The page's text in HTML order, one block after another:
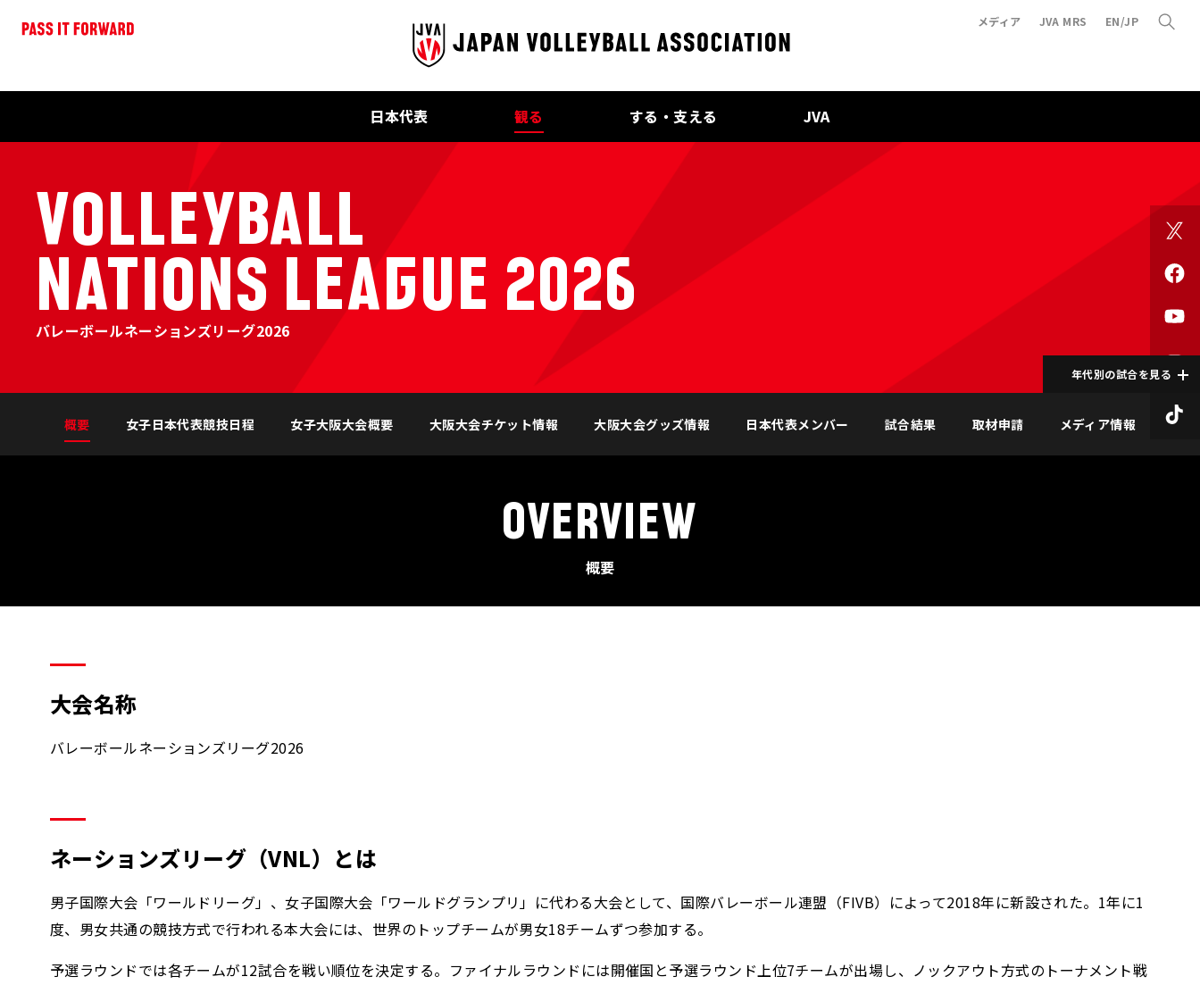
メディア JVA MRS EN/JP
日本代表 観る する・支える JVA
VOLLEYBALL
NATIONS LEAGUE 2026
バレーボールネーションズリーグ2026
年代別の試合を見る
概要 女子日本代表競技日程 女子大阪大会概要 大阪大会チケット情報 大阪大会グッズ情報 日本代表メンバー 試合結果 取材申請 メディア情報
OVERVIEW
概要
大会名称
バレーボールネーションズリーグ2026
ネーションズリーグ（VNL）とは
男子国際大会「ワールドリーグ」、女子国際大会「ワールドグランプリ」に代わる大会として、国際バレーボール連盟（FIVB）によって2018年に新設された。1年に1
度、男女共通の競技方式で行われる本大会には、世界のトップチームが男女18チームずつ参加する。
予選ラウンドでは各チームが12試合を戦い順位を決定する。ファイナルラウンドには開催国と予選ラウンド上位7チームが出場し、ノックアウト方式のトーナメント戦